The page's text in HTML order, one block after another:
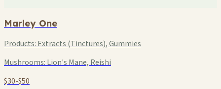
Marley One
Products: Extracts (Tinctures), Gummies
Mushrooms: Lion's Mane, Reishi
$30-$50